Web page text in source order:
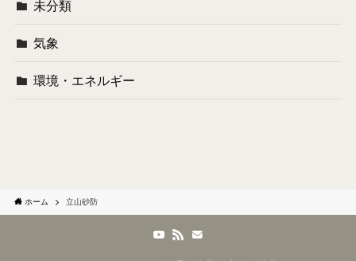
未分類
気象
環境・エネルギー
ホーム 立山砂防